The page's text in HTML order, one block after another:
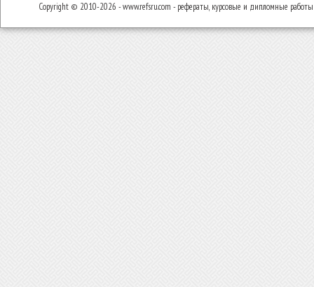
Copyright © 2010-2026 - www.refsru.com - рефераты, курсовые и дипломные работы